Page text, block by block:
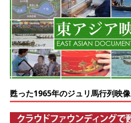
甦った1965年のジュリ馬行列映像